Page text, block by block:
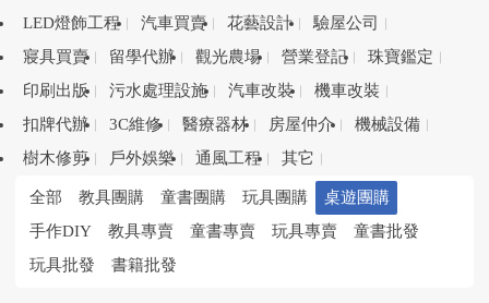
LED燈飾工程
汽車買賣 花藝設計
驗屋公司
寢具買賣
留學代辦 觀光農場 營業登記
珠寶鑑定
印刷出版
污水處理設施 汽車改裝
機車改裝
扣牌代辦
3C維修 醫療器材 房屋仲介
機械設備
樹木修剪
戶外娛樂 通風工程 其它
全部 教具團購 童書團購 玩具團購
桌遊團購
手作DIY
教具專賣 童書專賣 玩具專賣
童書批發
玩具批發
書籍批發